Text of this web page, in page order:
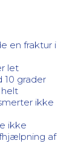
en fraktur i
let
grader
helt
ikke
ikke
af